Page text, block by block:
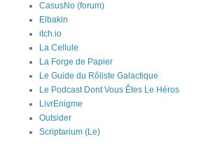
CasusNo (forum)
Elbakin
itch.io
La Cellule
La Forge de Papier
Le Guide du Rôliste Galactique
Le Podcast Dont Vous Êtes Le Héros
LivrEnigme
Outsider
Scriptarium (Le)